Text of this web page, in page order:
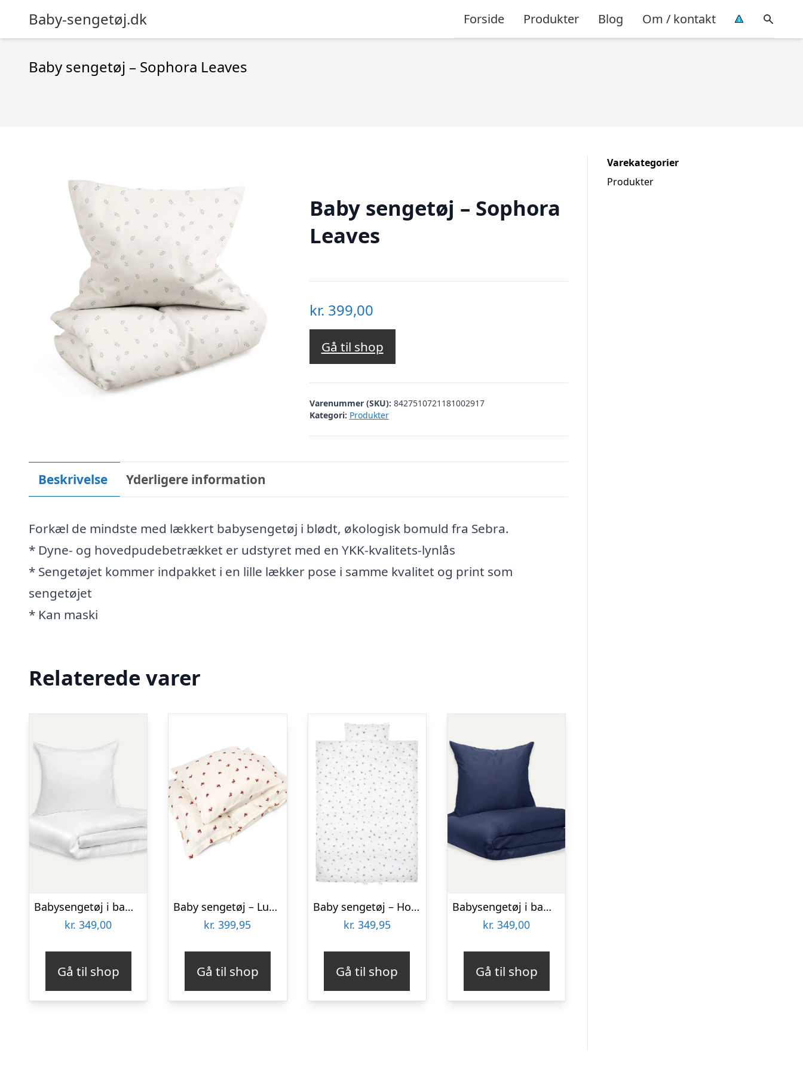
Baby-sengetøj.dk Forside Produkter Blog Om / kontakt
Baby sengetøj – Sophora Leaves
Baby sengetøj – Sophora
Leaves
kr. 399,00
Gå til shop
Varenummer (SKU): 8427510721181002917
Kategori: Produkter
Beskrivelse Yderligere information
Forkæl de mindste med lækkert babysengetøj i blødt, økologisk bomuld fra Sebra.
* Dyne- og hovedpudebetrækket er udstyret med en YKK-kvalitets-lynlås
* Sengetøjet kommer indpakket i en lille lækker pose i samme kvalitet og print som
sengetøjet
* Kan maski
Relaterede varer
Babysengetøj i bambus | White | 70×100
kr. 349,00
Gå til shop
Baby sengetøj – Lucky
kr. 399,95
Gå til shop
Baby sengetøj – Honey Bee Happy
kr. 349,95
Gå til shop
Babysengetøj i bambus | Navy blue | 70×100
kr. 349,00
Gå til shop
Varekategorier
Produkter